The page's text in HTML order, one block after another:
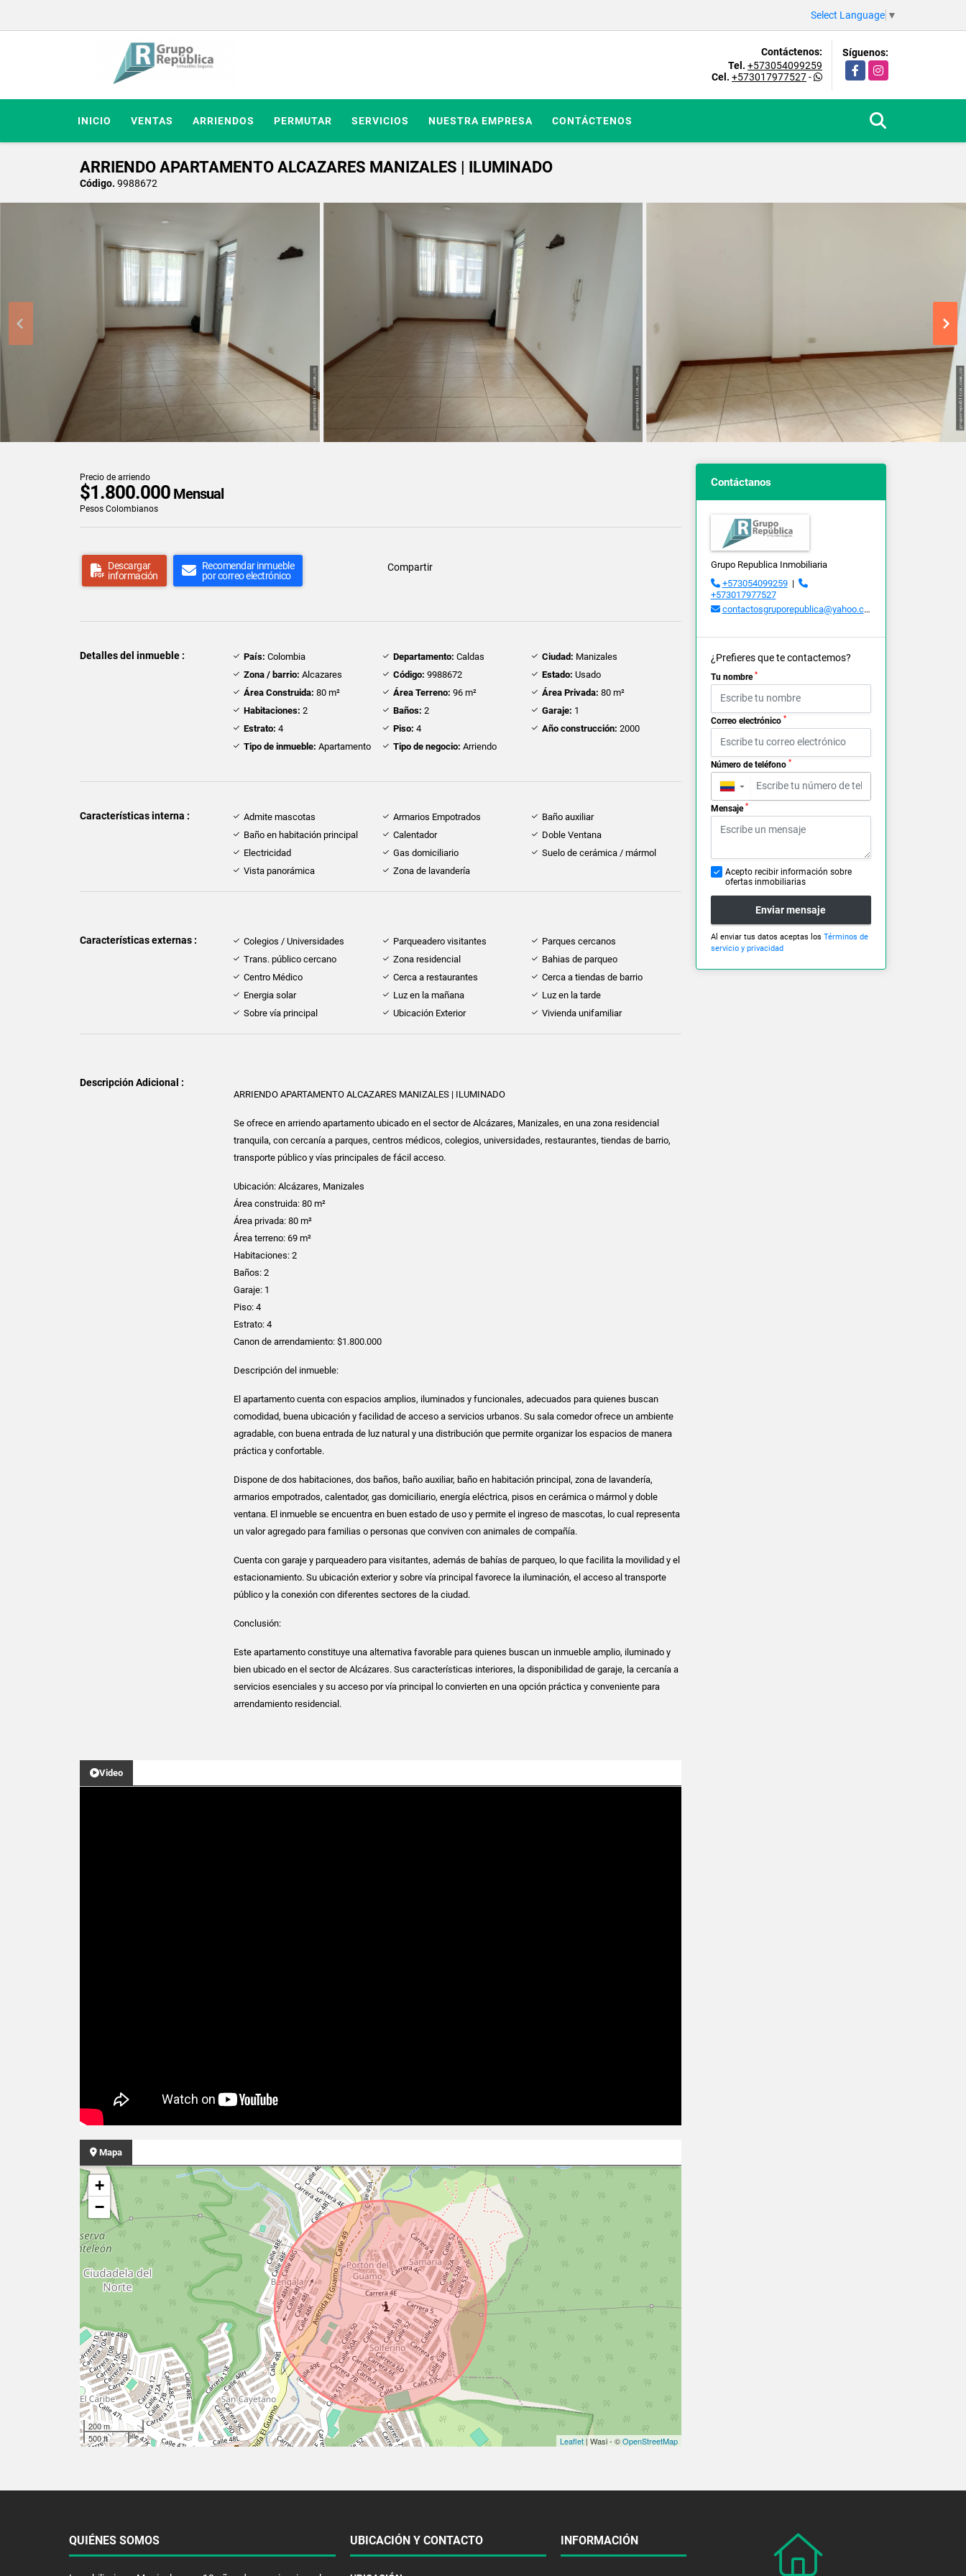
Select Language ▼
Contáctenos:
Tel. +573054099259
Cel. +573017977527-
Síguenos:
FacebookInstagram
INICIO VENTAS ARRIENDOS PERMUTAR SERVICIOS NUESTRA EMPRESA CONTÁCTENOS
ARRIENDO APARTAMENTO ALCAZARES MANIZALES | ILUMINADO
Código. 9988672
Precio de arriendo
$1.800.000 Mensual
Pesos Colombianos
Descargar
información
Recomendar inmueble
por correo electrónico
Compartir
Detalles del inmueble : País: Colombia Departamento: Caldas Ciudad: Manizales
Zona / barrio: Alcazares Código: 9988672 Estado: Usado
Área Construida: 80 m² Área Terreno: 96 m² Área Privada: 80 m²
Habitaciones: 2 Baños: 2 Garaje: 1
Estrato: 4 Piso: 4 Año construcción: 2000
Tipo de inmueble: Apartamento Tipo de negocio: Arriendo
Características interna : Admite mascotas Armarios Empotrados
Baño auxiliar
Baño en habitación principal
Calentador
Doble Ventana
Electricidad
Gas domiciliario
Suelo de cerámica / mármol
Vista panorámica
Zona de lavandería
Características externas : Colegios / Universidades Parqueadero visitantes
Parques cercanos
Trans. público cercano
Zona residencial
Bahias de parqueo
Centro Médico
Cerca a restaurantes
Cerca a tiendas de barrio
Energia solar
Luz en la mañana
Luz en la tarde
Sobre vía principal
Ubicación Exterior Vivienda unifamiliar
Descripción Adicional :
ARRIENDO APARTAMENTO ALCAZARES MANIZALES | ILUMINADO
Se ofrece en arriendo apartamento ubicado en el sector de Alcázares, Manizales, en una zona residencial
tranquila, con cercanía a parques, centros médicos, colegios, universidades, restaurantes, tiendas de barrio,
transporte público y vías principales de fácil acceso.
Ubicación: Alcázares, Manizales
Área construida: 80 m²
Área privada: 80 m²
Área terreno: 69 m²
Habitaciones: 2
Baños: 2
Garaje: 1
Piso: 4
Estrato: 4
Canon de arrendamiento: $1.800.000
Descripción del inmueble:
El apartamento cuenta con espacios amplios, iluminados y funcionales, adecuados para quienes buscan
comodidad, buena ubicación y facilidad de acceso a servicios urbanos. Su sala comedor ofrece un ambiente
agradable, con buena entrada de luz natural y una distribución que permite organizar los espacios de manera
práctica y confortable.
Dispone de dos habitaciones, dos baños, baño auxiliar, baño en habitación principal, zona de lavandería,
armarios empotrados, calentador, gas domiciliario, energía eléctrica, pisos en cerámica o mármol y doble
ventana. El inmueble se encuentra en buen estado de uso y permite el ingreso de mascotas, lo cual representa
un valor agregado para familias o personas que conviven con animales de compañía.
Cuenta con garaje y parqueadero para visitantes, además de bahías de parqueo, lo que facilita la movilidad y el
estacionamiento. Su ubicación exterior y sobre vía principal favorece la iluminación, el acceso al transporte
público y la conexión con diferentes sectores de la ciudad.
Conclusión:
Este apartamento constituye una alternativa favorable para quienes buscan un inmueble amplio, iluminado y
bien ubicado en el sector de Alcázares. Sus características interiores, la disponibilidad de garaje, la cercanía a
servicios esenciales y su acceso por vía principal lo convierten en una opción práctica y conveniente para
arrendamiento residencial.
Video
Mapa
+
−
200 m
500 ft
Leaflet| Wasi - ©OpenStreetMap
Contáctanos
Grupo Republica Inmobiliaria
+573054099259|
+573017977527
contactosgruporepublica@yahoo.com
¿Prefieres que te contactemos?
Tu nombre *
Correo electrónico *
Número de teléfono *
▼
Mensaje *
Acepto recibir información sobre
ofertas inmobiliarias
Enviar mensaje
Al enviar tus datos aceptas los Términos de
servicio y privacidad
QUIÉNES SOMOS UBICACIÓN Y CONTACTO INFORMACIÓN